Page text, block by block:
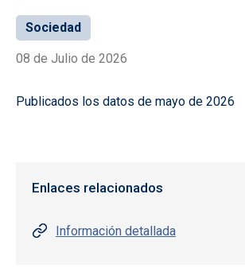
Sociedad
08 de Julio de 2026
Publicados los datos de mayo de 2026
Enlaces relacionados
Información detallada